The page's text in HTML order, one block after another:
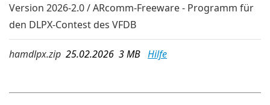
Version 2026-2.0 / ARcomm-Freeware - Programm für
den DLPX-Contest des VFDB
hamdlpx.zip 25.02.2026 3 MB Hilfe